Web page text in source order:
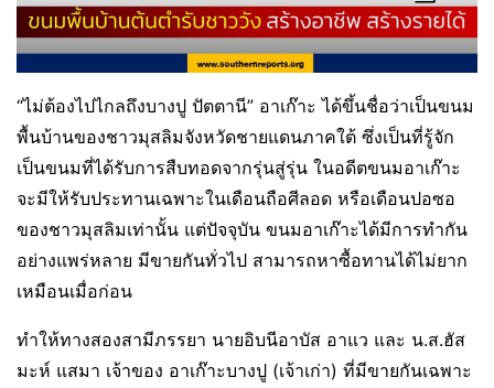
“ไม่ต้องไปไกลถึงบางปู ปัตตานี” อาเก๊าะ ได้ขึ้นชื่อว่าเป็นขนม
พื้นบ้านของชาวมุสลิมจังหวัดชายแดนภาคใต้ ซึ่งเป็นที่รู้จัก
เป็นขนมที่ได้รับการสืบทอดจากรุ่นสู่รุ่น ในอดีตขนมอาเก๊าะ
จะมีให้รับประทานเฉพาะในเดือนถือศีลอด หรือเดือนปอซอ
ของชาวมุสลิมเท่านั้น แต่ปัจจุบัน ขนมอาเก๊าะได้มีการทำกัน
อย่างแพร่หลาย มีขายกันทั่วไป สามารถหาซื้อทานได้ไม่ยาก
เหมือนเมื่อก่อน
ทำให้ทางสองสามีภรรยา นายอิบนีอาบัส อาแว และ น.ส.ฮัส
มะห์ แสมา เจ้าของ อาเก๊าะบางปู (เจ้าเก่า) ที่มีขายกันเฉพาะ